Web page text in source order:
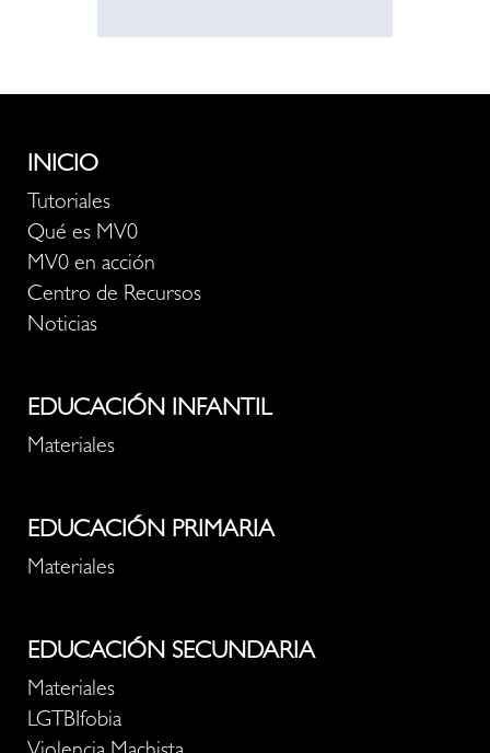
INICIO
Tutoriales
Qué es MV0
MV0 en acción
Centro de Recursos
Noticias
EDUCACIÓN INFANTIL
Materiales
EDUCACIÓN PRIMARIA
Materiales
EDUCACIÓN SECUNDARIA
Materiales
LGTBIfobia